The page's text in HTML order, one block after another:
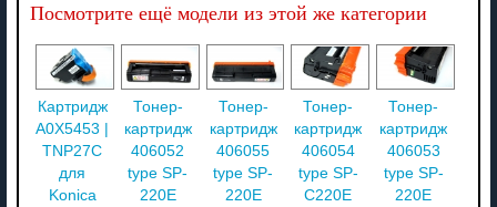
Посмотрите ещё модели из этой же категории
Картридж
A0X5453 |
TNP27C
для
Konica
Тонер-
картридж
406052
type SP-
220E
Тонер-
картридж
406055
type SP-
220E
Тонер-
картридж
406054
type SP-
C220E
Тонер-
картридж
406053
type SP-
220E